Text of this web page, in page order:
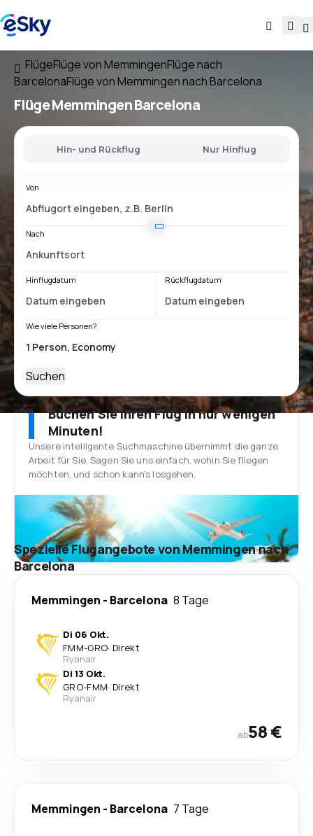
FlügeFlüge von MemmingenFlüge nach
BarcelonaFlüge von Memmingen nach Barcelona
FlügeMemmingen Barcelona
Hin- und Rückflug Nur Hinflug
Von
Nach
Hinflugdatum Rückflugdatum
Wie viele Personen?
Suchen
Buchen Sie Ihren Flug in nur wenigen
Minuten!
Unsere intelligente Suchmaschine übernimmt die ganze
Arbeit für Sie. Sagen Sie uns einfach, wohin Sie fliegen
möchten, und schon kann’s losgehen.
Spezielle Flugangebote von Memmingen nach
Barcelona
Memmingen - Barcelona 8 Tage
Di 06 Okt.
FMM-GRO· Direkt
Ryanair
Di 13 Okt.
GRO-FMM· Direkt
Ryanair
ab58 €
Memmingen - Barcelona 7 Tage